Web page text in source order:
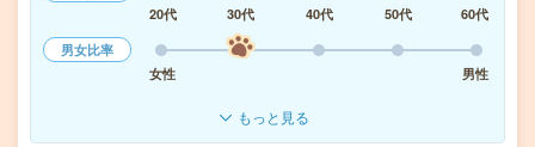
20代
30代 40代 50代
60代
男女比率
女性
男性
もっと見る